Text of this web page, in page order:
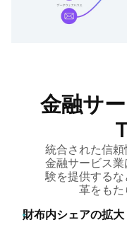
金融サ
統合された信頼
金融サービス
験を提供する
革をもた
財布内シェアの拡大